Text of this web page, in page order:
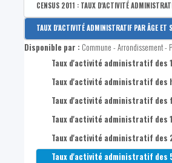
CENSUS 2011 : TAUX D'ACTIVITÉ
Disponible par :Commune - Arrondissement -
CENSUS 2011 : Taux d'activité
CENSUS 2011 : Taux d'activité
CENSUS 2011 : Taux d'activité
CENSUS 2011 : Taux d'activité
CENSUS 2011 : Taux d'activité
CENSUS 2011 : Taux d'activité
TAUX D'ACTIVITÉ ADMINISTRATIF PAR ÂGE ET
Disponible par : Commune - Arrondissement -
Taux d'activité administratif des
Taux d'activité administratif des
Taux d'activité administratif des
Taux d'activité administratif des
Taux d'activité administratif des
Taux d'activité administratif des